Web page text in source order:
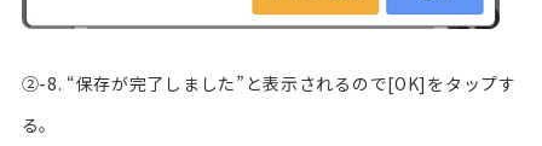
②-8. “保存が完了しました”と表示されるので[OK]をタップす
る。